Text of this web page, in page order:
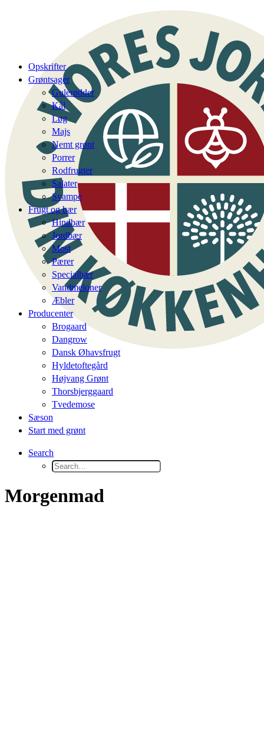
Opskrifter
Grøntsager
Gulerødder
Kål
Løg
Majs
Nemt grønt
Porrer
Rodfrugter
Salater
Svampe
Frugt og bær
Hindbær
Jordbær
Most
Pærer
Specialbær
Vandmeloner
Æbler
Producenter
Brogaard
Dangrow
Dansk Øhavsfrugt
Hyldetoftegård
Højvang Grønt
Thorsbjerggaard
Tvedemose
Sæson
Start med grønt
Search
Morgenmad